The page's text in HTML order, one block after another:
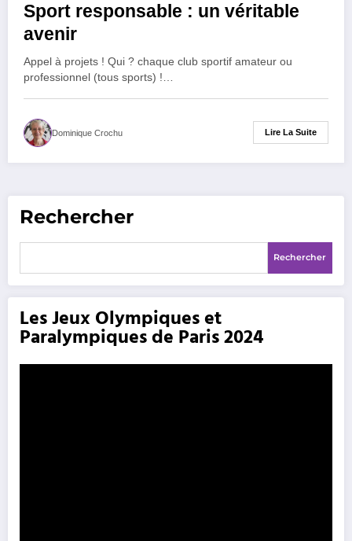
Sport responsable : un véritable
avenir
Appel à projets ! Qui ? chaque club sportif amateur ou
professionnel (tous sports) !…
Dominique Crochu Lire La Suite
Rechercher
Rechercher
Les Jeux Olympiques et
Paralympiques de Paris 2024